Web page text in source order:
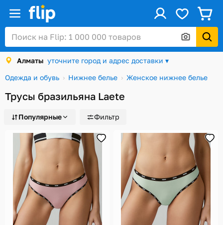
Алматы уточните город и адрес доставки ▾
Одежда и обувь
Нижнее белье Женское нижнее белье
Трусы бразильяна Laete
Популярные Фильтр
Войти / Регистрация
Каталог
Скидки и акции
Подарочные карты
Заказы
Посылки
Алматы
Корзина
Избранное
История просмотров